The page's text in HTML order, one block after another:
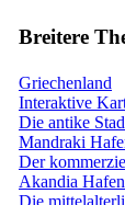
Breitere
Griechenland
Interaktive
Die antike
Mandraki
Der
Akandia
Die